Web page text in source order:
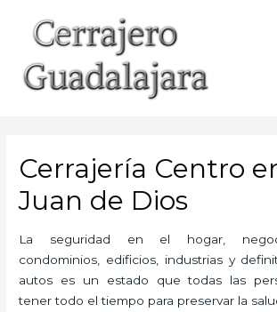
contenido
Cerrajería Centro
Juan de Dios
La seguridad en el hogar,
condominios, edificios, industrias y
autos es un estado que todas las
tener todo el tiempo para preservar la